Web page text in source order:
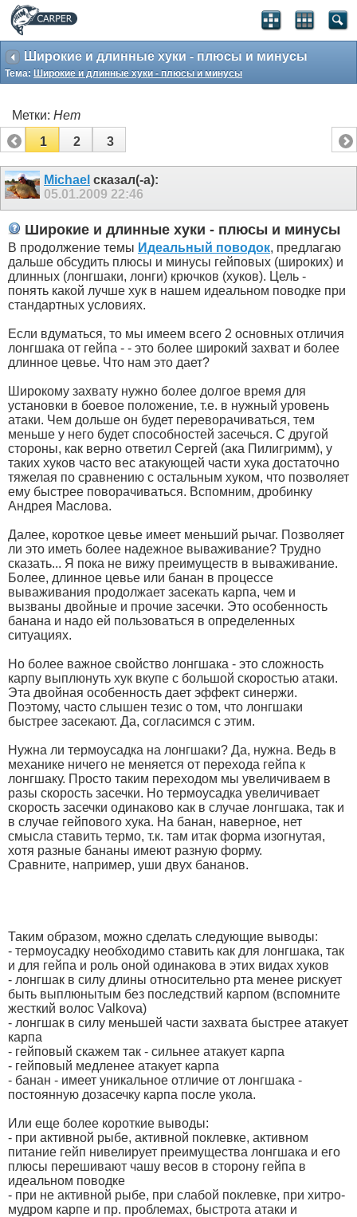
Широкие и длинные хуки - плюсы и минусы
Тема: Широкие и длинные хуки - плюсы и минусы
Метки: Нет
1
2 3
Michael сказал(-а):
05.01.2009 22:46
Широкие и длинные хуки - плюсы и минусы
В продолжение темы Идеальный поводок, предлагаю
дальше обсудить плюсы и минусы гейповых (широких) и
длинных (лонгшаки, лонги) крючков (хуков). Цель -
понять какой лучше хук в нашем идеальном поводке при
стандартных условиях.
Если вдуматься, то мы имеем всего 2 основных отличия
лонгшака от гейпа - - это более широкий захват и более
длинное цевье. Что нам это дает?
Широкому захвату нужно более долгое время для
установки в боевое положение, т.е. в нужный уровень
атаки. Чем дольше он будет переворачиваться, тем
меньше у него будет способностей засечься. С другой
стороны, как верно ответил Сергей (ака Пилигримм), у
таких хуков часто вес атакующей части хука достаточно
тяжелая по сравнению с остальным хуком, что позволяет
ему быстрее поворачиваться. Вспомним, дробинку
Андрея Маслова.
Далее, короткое цевье имеет меньший рычаг. Позволяет
ли это иметь более надежное вываживание? Трудно
сказать... Я пока не вижу преимуществ в вываживание.
Более, длинное цевье или банан в процессе
вываживания продолжает засекать карпа, чем и
вызваны двойные и прочие засечки. Это особенность
банана и надо ей пользоваться в определенных
ситуациях.
Но более важное свойство лонгшака - это сложность
карпу выплюнуть хук вкупе с большой скоростью атаки.
Эта двойная особенность дает эффект синержи.
Поэтому, часто слышен тезис о том, что лонгшаки
быстрее засекают. Да, согласимся с этим.
Нужна ли термоусадка на лонгшаки? Да, нужна. Ведь в
механике ничего не меняется от перехода гейпа к
лонгшаку. Просто таким переходом мы увеличиваем в
разы скорость засечки. Но термоусадка увеличивает
скорость засечки одинаково как в случае лонгшака, так и
в случае гейпового хука. На банан, наверное, нет
смысла ставить термо, т.к. там итак форма изогнутая,
хотя разные бананы имеют разную форму.
Сравните, например, уши двух бананов.
Таким образом, можно сделать следующие выводы:
- термоусадку необходимо ставить как для лонгшака, так
и для гейпа и роль оной одинакова в этих видах хуков
- лонгшак в силу длины относительно рта менее рискует
быть выплюнытым без последствий карпом (вспомните
жесткий волос Valkova)
- лонгшак в силу меньшей части захвата быстрее атакует
карпа
- гейповый скажем так - сильнее атакует карпа
- гейповый медленее атакует карпа
- банан - имеет уникальное отличие от лонгшака -
постоянную дозасечку карпа после укола.
Или еще более короткие выводы:
- при активной рыбе, активной поклевке, активном
питание гейп нивелирует преимущества лонгшака и его
плюсы перешивают чашу весов в сторону гейпа в
идеальном поводке
- при не активной рыбе, при слабой поклевке, при хитро-
мудром карпе и пр. проблемах, быстрота атаки и